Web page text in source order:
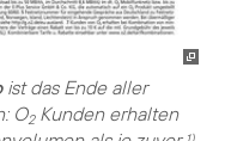
ist das Ende aller
O2Kunden erhalten